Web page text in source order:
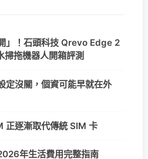
」！石頭科技 Qrevo Edge 2
拖機器人開箱評測
定沒關，個資可能早就在外
正逐漸取代傳統 SIM 卡
年生活費用完整指南